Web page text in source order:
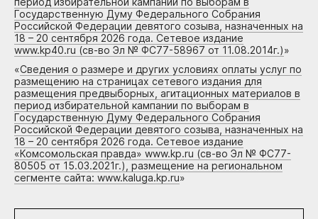
Государственную Думу Федерального Собрания
Российской Федерации девятого созыва, назначенных на
18 – 20 сентября 2026 года. Сетевое издание
www.kp40.ru (св-во Эл № ФС77-58967 от 11.08.2014г.)»
«Сведения о размере и других условиях оплаты услуг по
размещению на страницах сетевого издания для
размещения предвыборных, агитационных материалов в
период избирательной кампании по выборам в
Государственную Думу Федерального Собрания
Российской Федерации девятого созыва, назначенных на
18 – 20 сентября 2026 года. Сетевое издание
«Комсомольская правда» www.kp.ru (св-во Эл № ФС77-
80505 от 15.03.2021г.), размещение на региональном
сегменте сайта: www.kaluga.kp.ru»